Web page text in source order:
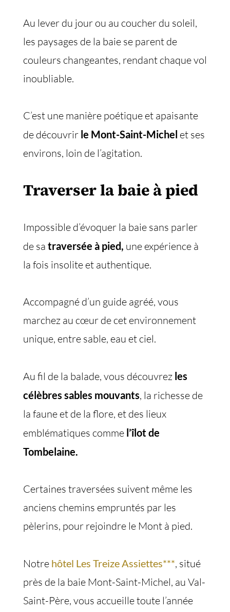
Au lever du jour ou au coucher du soleil,
les paysages de la baie se parent de
couleurs changeantes, rendant chaque vol
inoubliable.
C’est une manière poétique et apaisante
de découvrir le Mont-Saint-Michel et ses
environs, loin de l’agitation.
Traverser la baie à pied
Impossible d’évoquer la baie sans parler
de sa traversée à pied, une expérience à
la fois insolite et authentique.
Accompagné d’un guide agréé, vous
marchez au cœur de cet environnement
unique, entre sable, eau et ciel.
Au fil de la balade, vous découvrez les
célèbres sables mouvants, la richesse de
la faune et de la flore, et des lieux
emblématiques comme l’îlot de
Tombelaine.
Certaines traversées suivent même les
anciens chemins empruntés par les
pèlerins, pour rejoindre le Mont à pied.
Notre hôtel Les Treize Assiettes***, situé
près de la baie Mont-Saint-Michel, au Val-
Saint-Père, vous accueille toute l’année